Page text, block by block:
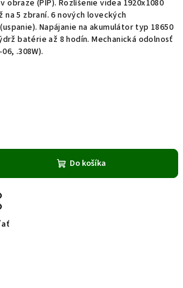
obraze (PIP). Rozlíšenie videa 1920x1080
na 5 zbraní. 6 nových loveckých
Napájanie na akumulátor typ 18650
batérie až 8 hodín. Mechanická odolnosť
.308W).
Do košíka